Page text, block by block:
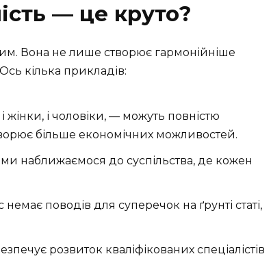
— це круто?
Вона не лише створює гармонійніше
кілька прикладів:
жінки, і чоловіки, — можуть повністю
більше економічних можливостей.
ми наближаємося до суспільства, де кожен
немає поводів для суперечок на ґрунті статі,
розвиток кваліфікованих спеціалістів